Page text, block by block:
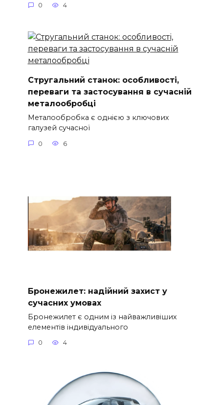
0 4
Стругальний станок: особливості,
переваги та застосування в сучасній
металообробці
Металообробка є однією з ключових
галузей сучасної
0 6
Бронежилет: надійний захист у
сучасних умовах
Бронежилет є одним із найважливіших
елементів індивідуального
0 4